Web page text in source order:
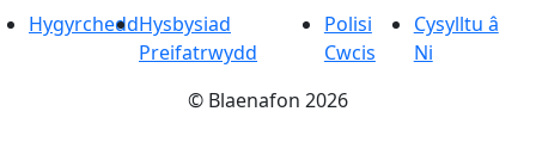
HygyrcheddHysbysiad
Preifatrwydd
Polisi
Cwcis
Cysylltu â
Ni
© Blaenafon 2026